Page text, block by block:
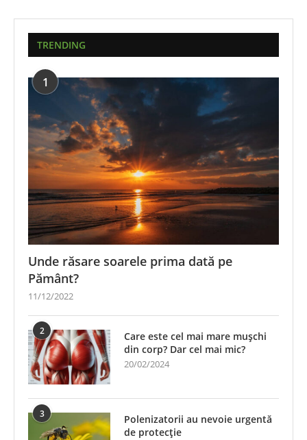
TRENDING
1
Unde răsare soarele prima dată pe
Pământ?
11/12/2022
2
Care este cel mai mare mușchi
din corp? Dar cel mai mic?
20/02/2024
3
Polenizatorii au nevoie urgentă
de protecție